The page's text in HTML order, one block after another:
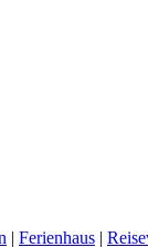
| Ferienhaus |